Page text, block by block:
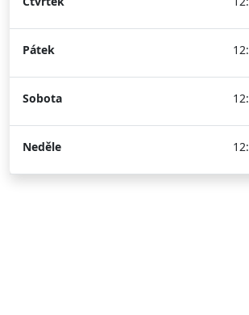
Pátek
Sobota
Neděle